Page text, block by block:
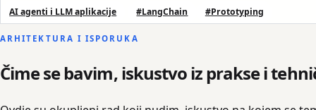
AI agenti i LLM aplikacije #LangChain #Prototyping
ARHITEKTURA I ISPORUKA
Čime se bavim, iskustvo iz prakse i